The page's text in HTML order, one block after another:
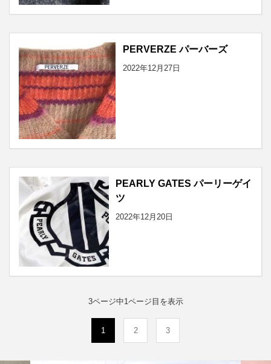
PERVERZE パーバーズ
2022年12月27日
PEARLY GATES パーリーゲイ
ツ
2022年12月20日
3ページ中1ページ目を表示
1 2 3